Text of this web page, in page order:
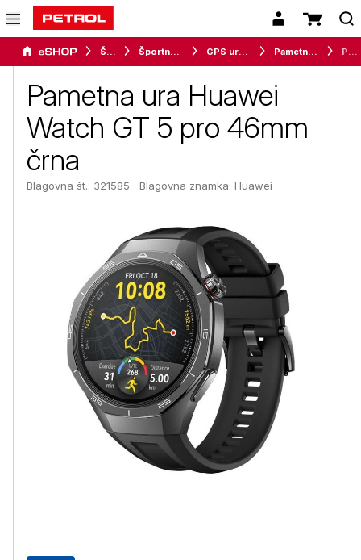
Šport Športna oprema GPS ure in merilci Pametne ure in zapestnice
Pametna ura Huawei
Watch GT 5 pro 46mm
črna
Blagovna št.: 321585 Blagovna znamka: Huawei